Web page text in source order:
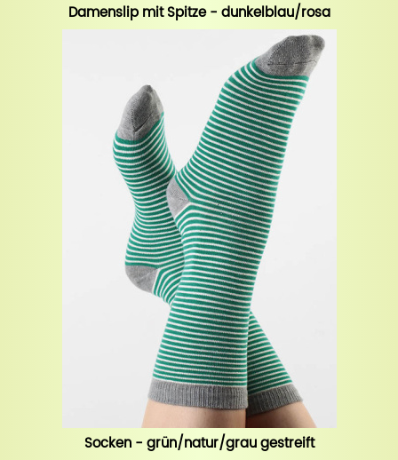
Damenslip mit Spitze - dunkelblau/rosa
Socken - grün/natur/grau gestreift